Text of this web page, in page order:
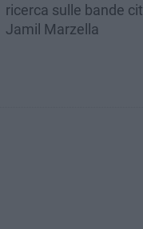
ricerca sulle bande
Jamil Marzella